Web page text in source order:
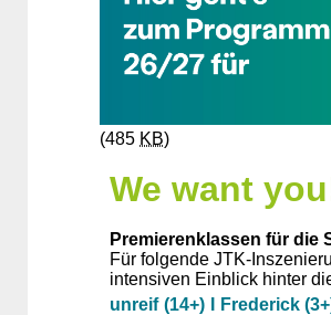
(485 KB)
We want
Premierenklassen für die
Für folgende JTK-
intensiven Einblick hinter
unreif (14+) I Frederick